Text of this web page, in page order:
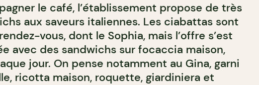
le café, l’établissement propose de très
aux saveurs italiennes. Les ciabattas sont
vous, dont le Sophia, mais l’offre s’est
avec des sandwichs sur focaccia maison,
jour. On pense notamment au Gina, garni
ricotta maison, roquette, giardiniera et